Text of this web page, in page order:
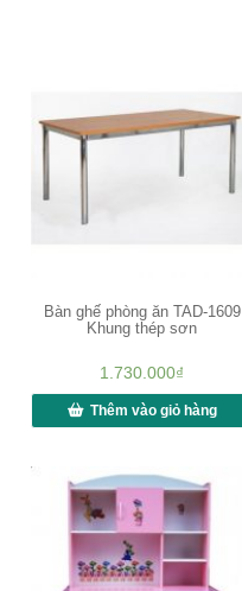
Bàn ghế phòng ăn TAD-1609
Khung thép sơn
1.730.000₫
Thêm vào giỏ hàng